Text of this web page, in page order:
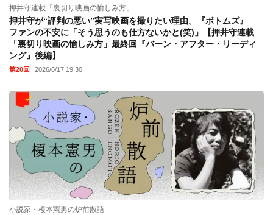
押井守連載「裏切り映画の愉しみ方」
押井守が“評判の悪い”実写映画を撮りたい理由。『ボトムズ』
ファンの不安に「そう思うのも仕方ないかと(笑)」【押井守連載
「裏切り映画の愉しみ方」最終回『バーン・アフター・リーディ
ング』後編】
第20回 2026/6/17 19:30
小説家・榎本憲男の炉前散語